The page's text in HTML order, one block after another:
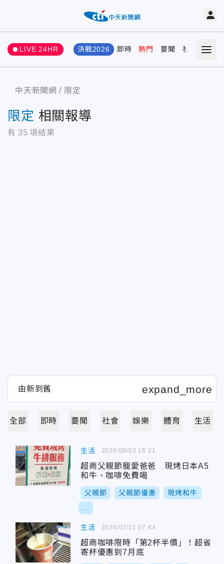
LIVE 24HR 決戰2026 即時 熱門 要聞 社會 娛樂
中天新聞網 限定
限定 相關報導
有 35 項結果
全部 即時 要聞 社會 娛樂 體育 生活
生活
超商父親節寵愛爸爸 現烤日本A5
和牛、咖啡免費喝
父親節 父親節優惠 現烤和牛
2026/08/03 16:21
生活
超商咖啡限時「第2杯半價」！超省
寄杯優惠到7月底
2026/07/21 07:44